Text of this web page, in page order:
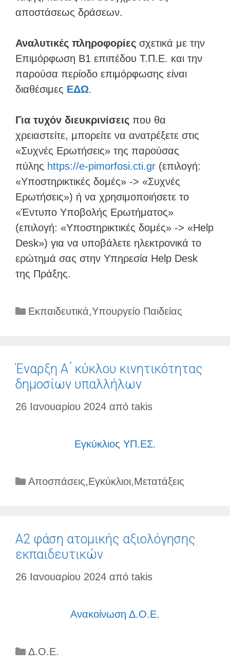
αποστάσεως δράσεων.
Αναλυτικές πληροφορίες σχετικά με την
Επιμόρφωση Β1 επιπέδου Τ.Π.Ε. και την
παρούσα περίοδο επιμόρφωσης είναι
διαθέσιμες ΕΔΩ.
Για τυχόν διευκρινίσεις που θα
χρειαστείτε, μπορείτε να ανατρέξετε στις
«Συχνές Ερωτήσεις» της παρούσας
πύλης https://e-pimorfosi.cti.gr (επιλογή:
«Υποστηρικτικές δομές» -> «Συχνές
Ερωτήσεις») ή να χρησιμοποιήσετε το
«Έντυπο Υποβολής Ερωτήματος»
(επιλογή: «Υποστηρικτικές δομές» -> «Help
Desk») για να υποβάλετε ηλεκτρονικά το
ερώτημά σας στην Υπηρεσία Help Desk
της Πράξης.
Κατηγορίες
Εκπαιδευτικά,Υπουργείο Παιδείας
Έναρξη Α ́ κύκλου κινητικότητας
δημοσίων υπαλλήλων
26 Ιανουαρίου 2024 από takis
Εγκύκλιος ΥΠ.ΕΣ.
Κατηγορίες
Αποσπάσεις,Εγκύκλιοι,Μετατάξεις
Α2 φάση ατομικής αξιολόγησης
εκπαιδευτικών
26 Ιανουαρίου 2024 από takis
Ανακοίνωση Δ.Ο.Ε.
Κατηγορίες
Δ.Ο.Ε.